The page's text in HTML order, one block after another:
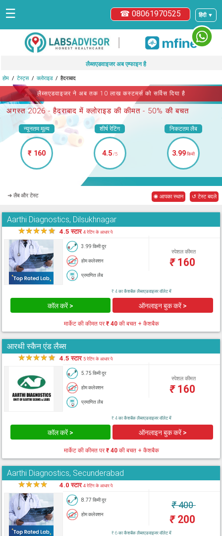
हिंदी ▼
☎ 08061970525
☰
|
लैब्सएडवाइजर अब एम्फाइन है
होम टेस्ट्स क्लोराइड हैदराबाद
लैब्सएडवाइजर ने अब तक 10 लाख कस्टमर्स को सर्विस दिया है
अगस्त 2026 -हैदराबाद में क्लोराइड की कीमत - 50% की बचत
न्यूनतम मूल्य
₹ 160
शीर्ष रेटिंग
4.5/5
निकटतम लैब
3.99किमी
➜ लैब और टेस्ट ◉ आपका स्थान ↺ टेस्ट बदले
Aarthi Diagnostics, Dilsukhnagar
★★★★★ 4.5 स्टार4 रेटिंग के आधार पे
3.99 किमी दूर
होम कलेक्शन
प्रमाणित लैब
स्पेशल कीमत
₹160
₹ 4 का कैशबैक लैब्सएडवाइजर वॉलेट में
कॉल करें > ऑनलाइन बुक करें >
मार्केट की कीमत पर₹ 40 की बचत + कैशबैक
आरथी स्कैन एंड लैब्स
★★★★★ 4.5 स्टार5 रेटिंग के आधार पे
5.75 किमी दूर
होम कलेक्शन
प्रमाणित लैब
स्पेशल कीमत
₹160
₹ 4 का कैशबैक लैब्सएडवाइजर वॉलेट में
कॉल करें > ऑनलाइन बुक करें >
मार्केट की कीमत पर₹ 40 की बचत + कैशबैक
Aarthi Diagnostics, Secunderabad
★★★★ 4.0 स्टार4 रेटिंग के आधार पे
8.77 किमी दूर
होम कलेक्शन
₹400
₹200
₹ 6 का कैशबैक लैब्सएडवाइजर वॉलेट में